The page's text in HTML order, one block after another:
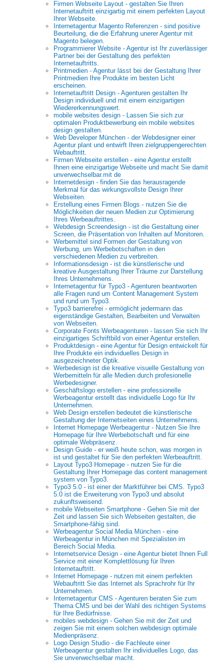
Firmen Webseite Layout - gestalten Sie Ihren
Internetauftritt einzigartig mit einem perfekten Layout
Ihrer Webseite.
Internetagentur Magento Referenzen - sind positive
Beurteilung, die die Erfahrung unerer Agentur mit
Magento belegen.
Programmierer Website - Agentur ist Ihr zuverlässiger
Partner bei der Gestaltung des perfekten
Internetauftritts.
Printmedien - Agentur lässt bei der Gestaltung Ihrer
Printmedien Ihre Produkte im besten Licht
erscheinen.
Internetauftritt Design - Agenturen gestalten Ihr
Design individuell und mit einem einzigartigen
Wiedererkennungswert.
mobile websites design - Lassen Sie sich zur
optimalen Produktbewerbung ein mobile websites
design gestalten.
Web Developer München - der Webdesigner einer
Agentur plant und entwirft Ihren zielgruppengerechten
Webauftritt.
Firmen Webseite erstellen - eine Agentur erstellt
Ihnen eine einzigartige Webseite und macht Sie damit
unverwechselbar.mit de
Internetdesign - finden Sie das herausragende
Merkmal für das wirkungsvollste Design Ihrer
Webseiten.
Erstellung eines Firmen Blogs - nutzen Sie die
Möglichkeiten der neuen Medien zur Optimierung
Ihres Werbeauftrittes.
Webdesign Screendesign - ist die Gestaltung einer
Screen, die Präsentation von Inhalten auf Monitoren.
Werbemittel sind Formen der Gestaltung von
Werbung, um Werbebotschaften in den
verschiedenen Medien zu verbreiten.
Informationsdesign - ist die künstlerische und
kreative Ausgestaltung Ihrer Träume zur Darstellung
Ihres Unternehmens.
Internetagentur für Typo3 - Agenturen beantworten
alle Fragen rund um Content Management System
und rund um Typo3.
Typo3 barrierefrei - ermöglicht jedermann das
eigenständige Gestalten, Bearbeiten und Verwalten
von Webseiten.
Corporate Fonts Werbeagenturen - lassen Sie sich Ihr
einzigartiges Schriftbild von einer Agentur erstellen.
Produktdesign - eine Agentur für Design entwickelt für
Ihre Produkte ein individuelles Design in
ausgezeichneter Optik.
Werbedesign ist die kreative visuelle Gestaltung von
Werbemitteln für alle Medien durch profesionelle
Werbedesigner.
Geschäftslogo erstellen - eine professionelle
Werbeagentur erstellt das individuelle Logo für Ihr
Unternehmen.
Web Design erstellen bedeutet die künstlerische
Gestaltung der Internetseiten eines Unternehmens.
Internet Homepage Werbeagentur - Nutzen Sie Ihre
Homepage für Ihre Werbebotschaft und für eine
optimale Webpräsenz.
Design Guide - er weiß heute schon, was morgen in
ist und gestaltet für Sie den perfekten Werbeauftritt.
Layout Typo3 Homepage - nutzen Sie für die
Gestaltung Ihrer Homepage das content management
system von Typo3.
Typo3 5.0 - ist einer der Marktführer bei CMS. Typo3
5.0 ist die Erweiterung von Typo3 und absolut
zukunftsweisend.
mobile Webseiten Smartphone - Gehen Sie mit der
Zeit und lassen Sie sich Webseiten gestalten, die
Smartphone-fähig sind.
Werbeagentur Social Media München - eine
Werbeagentur in München mit Spezialisten im
Bereich Social Media.
Internetservice Design - eine Agentur bietet Ihnen Full
Service mit einer Komplettlösung für Ihren
Internetauftritt.
Internet Homepage - nutzen mit einem perfekten
Webauftritt Sie das Internet als Sprachrohr für Ihr
Unternehmen.
Internetagentur CMS - Agenturen beraten Sie zum
Thema CMS und bei der Wahl des richtigen Systems
für Ihre Bedürfnisse.
mobiles webdesign - Gehen Sie mit der Zeit und
zeigen Sie mit einem solchen webdesign optimale
Medienpräsenz.
Logo Design Studio - die Fachleute einer
Werbeagentur gestalten Ihr individuelles Logo, das
Sie unverwechselbar macht.